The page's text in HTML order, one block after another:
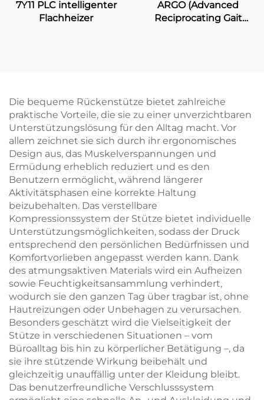
7Y11 PLC intelligenter
Flachheizer
ARGO (Advanced
Reciprocating Gait
Die bequeme Rückenstütze bietet zahlreiche
praktische Vorteile, die sie zu einer unverzichtbaren
Unterstützungslösung für den Alltag macht. Vor
allem zeichnet sie sich durch ihr ergonomisches
Design aus, das Muskelverspannungen und
Ermüdung erheblich reduziert und es den
Benutzern ermöglicht, während längerer
Aktivitätsphasen eine korrekte Haltung
beizubehalten. Das verstellbare
Kompressionssystem der Stütze bietet individuelle
Unterstützungsmöglichkeiten, sodass der Druck
entsprechend den persönlichen Bedürfnissen und
Komfortvorlieben angepasst werden kann. Dank
des atmungsaktiven Materials wird ein Aufheizen
sowie Feuchtigkeitsansammlung verhindert,
wodurch sie den ganzen Tag über tragbar ist, ohne
Hautreizungen oder Unbehagen zu verursachen.
Besonders geschätzt wird die Vielseitigkeit der
Stütze in verschiedenen Situationen – vom
Büroalltag bis hin zu körperlicher Betätigung –, da
sie ihre stützende Wirkung beibehält und
gleichzeitig unauffällig unter der Kleidung bleibt.
Das benutzerfreundliche Verschlusssystem